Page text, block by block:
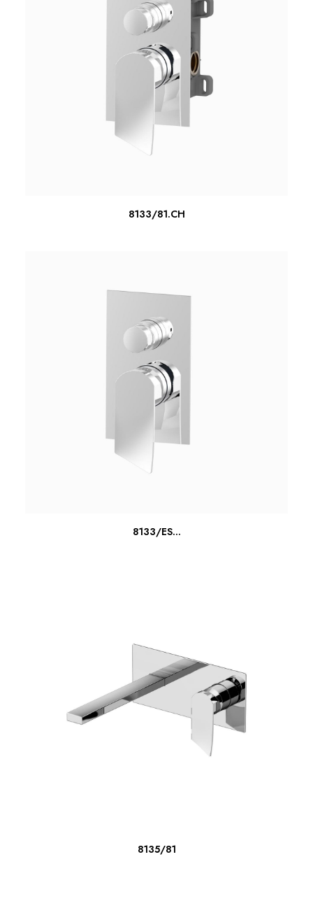
ΔΙΑΒΆΣΤΕ ΠΕΡΙΣΣΌΤΕΡΑ
8133/81.CH
ΔΙΑΒΆΣΤΕ ΠΕΡΙΣΣΌΤΕΡΑ
8133/ES...
ΔΙΑΒΆΣΤΕ ΠΕΡΙΣΣΌΤΕΡΑ
8135/81